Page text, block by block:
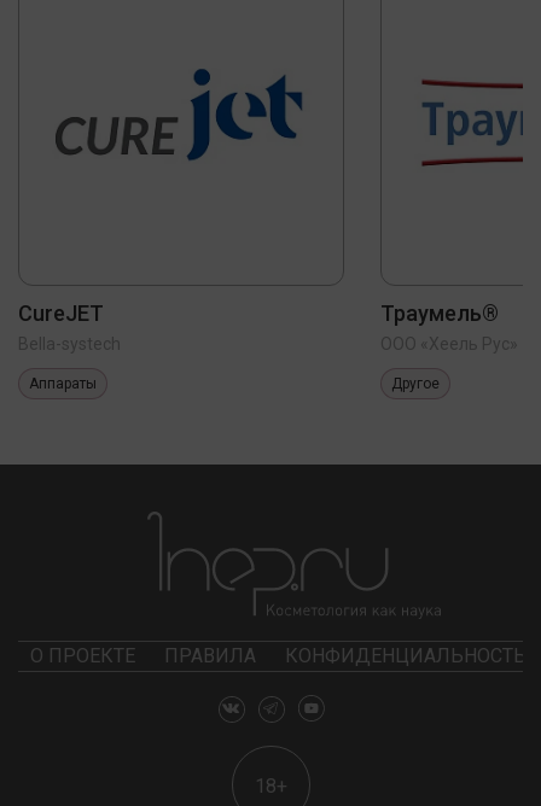
CureJET
Bella-systech
Аппараты
Траумель®
ООО «Хеель Рус»
Другое
О ПРОЕКТЕ ПРАВИЛА КОНФИДЕНЦИАЛЬНОСТЬ
18+